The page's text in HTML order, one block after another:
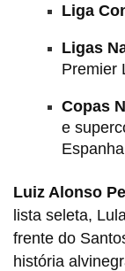
Liga
Ligas
Premier
Copas
e
Luiz Alonso
lista seleta,
frente do
história